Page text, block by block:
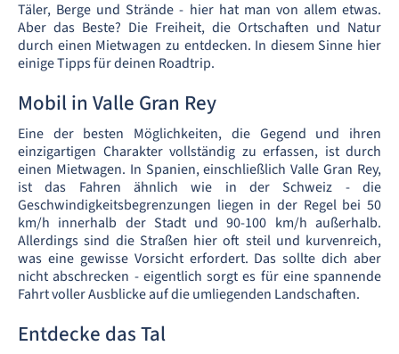
Täler, Berge und Strände - hier hat man von allem etwas.
Aber das Beste? Die Freiheit, die Ortschaften und Natur
durch einen Mietwagen zu entdecken. In diesem Sinne hier
einige Tipps für deinen Roadtrip.
Mobil in Valle Gran Rey
Eine der besten Möglichkeiten, die Gegend und ihren
einzigartigen Charakter vollständig zu erfassen, ist durch
einen Mietwagen. In Spanien, einschließlich Valle Gran Rey,
ist das Fahren ähnlich wie in der Schweiz - die
Geschwindigkeitsbegrenzungen liegen in der Regel bei 50
km/h innerhalb der Stadt und 90-100 km/h außerhalb.
Allerdings sind die Straßen hier oft steil und kurvenreich,
was eine gewisse Vorsicht erfordert. Das sollte dich aber
nicht abschrecken - eigentlich sorgt es für eine spannende
Fahrt voller Ausblicke auf die umliegenden Landschaften.
Entdecke das Tal